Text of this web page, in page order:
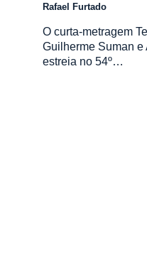
Rafael Furtado
O curta-metragem
Guilherme Suman
estreia no 54º…